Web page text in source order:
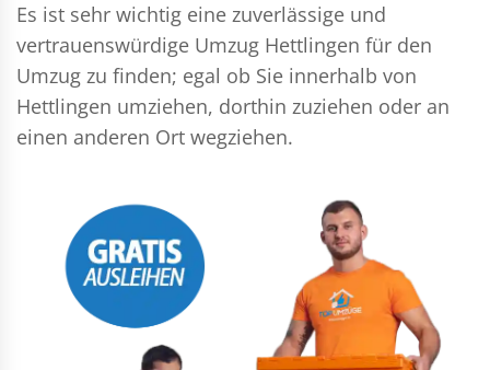
Es ist sehr wichtig eine zuverlässige und
vertrauenswürdige Umzug Hettlingen für den
Umzug zu finden; egal ob Sie innerhalb von
Hettlingen umziehen, dorthin zuziehen oder an
einen anderen Ort wegziehen.